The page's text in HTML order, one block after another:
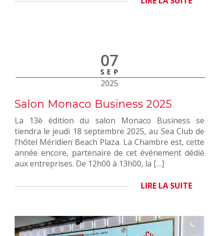
07
SEP
2025
Salon Monaco Business 2025
La 13è édition du salon Monaco Business se
tiendra le jeudi 18 septembre 2025, au Sea Club de
l’hôtel Méridien Beach Plaza. La Chambre est, cette
année encore, partenaire de cet événement dédié
aux entreprises. De 12h00 à 13h00, la […]
LIRE LA SUITE